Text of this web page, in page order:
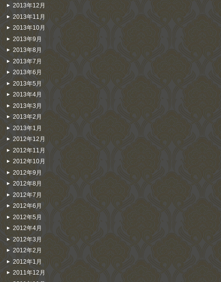
2013年12月
2013年11月
2013年10月
2013年9月
2013年8月
2013年7月
2013年6月
2013年5月
2013年4月
2013年3月
2013年2月
2013年1月
2012年12月
2012年11月
2012年10月
2012年9月
2012年8月
2012年7月
2012年6月
2012年5月
2012年4月
2012年3月
2012年2月
2012年1月
2011年12月